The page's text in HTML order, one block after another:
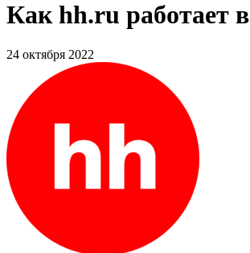
Как hh.ru работает
24 октября 2022